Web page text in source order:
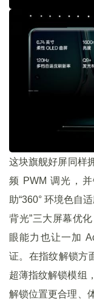
这块旗舰好屏同样
频 PWM 调光，
助“360° 环境色自
背光”三大屏幕优
眼能力也让一加
证。在指纹解锁方
超薄指纹解锁模组
解锁位置更合理、